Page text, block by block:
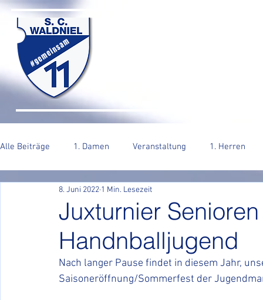
#gemeinsam
Alle Beiträge 1. Damen Veranstaltung 1. Herren
Juxturnier
Handnballjugend
8. Juni 2022 1 Min. Lesezeit
Nach langer Pause findet in diesem Jahr,
Saisoneröffnung/Sommerfest der